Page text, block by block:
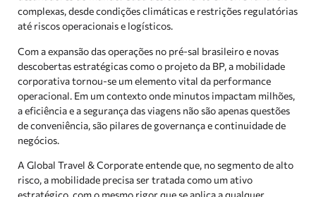
complexas, desde condições climáticas e restrições regulatórias
até riscos operacionais e logísticos.
Com a expansão das operações no pré-sal brasileiro e novas
descobertas estratégicas como o projeto da BP, a mobilidade
corporativa tornou-se um elemento vital da performance
operacional. Em um contexto onde minutos impactam milhões,
a eficiência e a segurança das viagens não são apenas questões
de conveniência, são pilares de governança e continuidade de
negócios.
A Global Travel & Corporate entende que, no segmento de alto
risco, a mobilidade precisa ser tratada como um ativo
estratégico, com o mesmo rigor que se aplica a qualquer